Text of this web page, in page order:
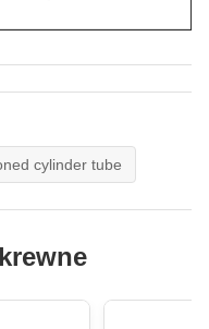
cylinder tube